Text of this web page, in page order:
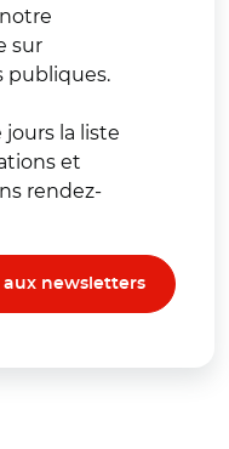
sur
publiques.
jours la liste
et
rendez-
aux newsletters